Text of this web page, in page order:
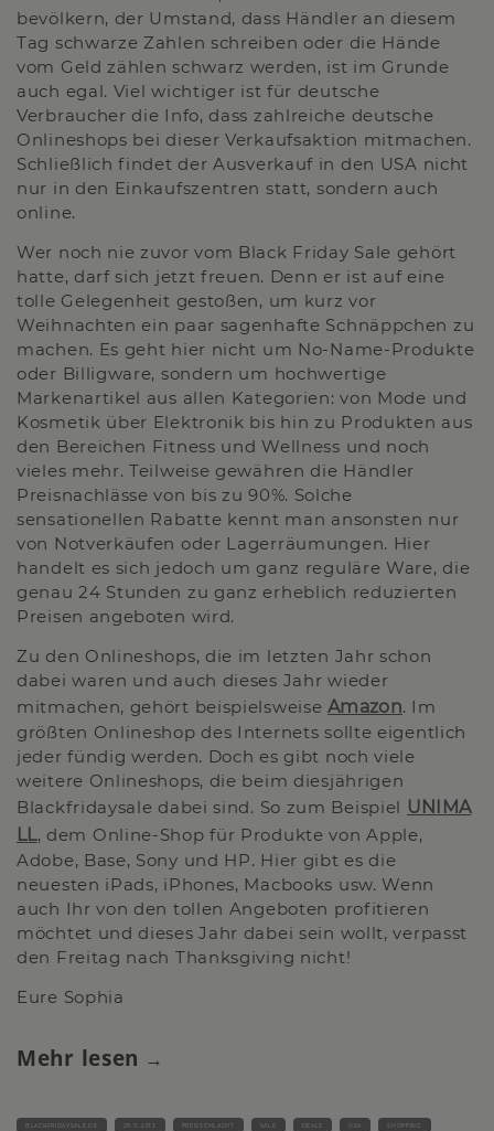
bevölkern, der Umstand, dass Händler an diesem
Tag schwarze Zahlen schreiben oder die Hände
vom Geld zählen schwarz werden, ist im Grunde
auch egal. Viel wichtiger ist für deutsche
Verbraucher die Info, dass zahlreiche deutsche
Onlineshops bei dieser Verkaufsaktion mitmachen.
Schließlich findet der Ausverkauf in den USA nicht
nur in den Einkaufszentren statt, sondern auch
online.
Wer noch nie zuvor vom Black Friday Sale gehört
hatte, darf sich jetzt freuen. Denn er ist auf eine
tolle Gelegenheit gestoßen, um kurz vor
Weihnachten ein paar sagenhafte Schnäppchen zu
machen. Es geht hier nicht um No-Name-Produkte
oder Billigware, sondern um hochwertige
Markenartikel aus allen Kategorien: von Mode und
Kosmetik über Elektronik bis hin zu Produkten aus
den Bereichen Fitness und Wellness und noch
vieles mehr. Teilweise gewähren die Händler
Preisnachlässe von bis zu 90%. Solche
sensationellen Rabatte kennt man ansonsten nur
von Notverkäufen oder Lagerräumungen. Hier
handelt es sich jedoch um ganz reguläre Ware, die
genau 24 Stunden zu ganz erheblich reduzierten
Preisen angeboten wird.
Zu den Onlineshops, die im letzten Jahr schon
dabei waren und auch dieses Jahr wieder
mitmachen, gehört beispielsweiseAmazon. Im
größten Onlineshop des Internets sollte eigentlich
jeder fündig werden. Doch es gibt noch viele
weitere Onlineshops, die beim diesjährigen
Blackfridaysale dabei sind. So zum Beispiel UNIMA
LL, dem Online-Shop für Produkte von Apple,
Adobe, Base, Sony und HP. Hier gibt es die
neuesten iPads, iPhones, Macbooks usw. Wenn
auch Ihr von den tollen Angeboten profitieren
möchtet und dieses Jahr dabei sein wollt, verpasst
den Freitag nach Thanksgiving nicht!
Eure Sophia
Mehr lesen
BLACKFRIDAYSALE.DE 29.11.2013 PREISSCHLACHT SALE DEALS USA SHOPPING